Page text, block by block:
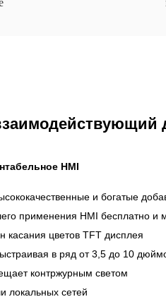
HMI
и богатые
применения HMI бесплатно и
касания цветов TFT дисплея
в ряд от 3,5 до 10
контржурным светом
локальных сетей